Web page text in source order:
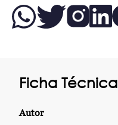
Ficha Técnica
Autor